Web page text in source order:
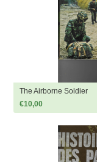
The Airborne Soldier
€10,00